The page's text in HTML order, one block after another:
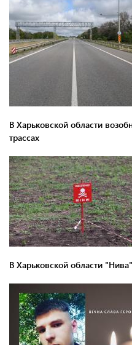
В Харьковской области
трассах
В Харьковской области